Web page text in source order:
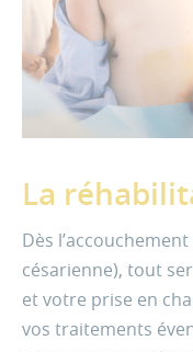
La
Dès
césarienne), tout
et votre prise en
vos traitements